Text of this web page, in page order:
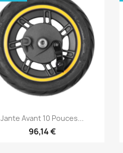
 Aperçu rapide
Jante Avant 10 Pouces...
96,14 €